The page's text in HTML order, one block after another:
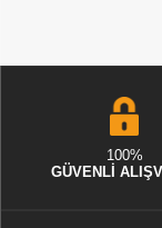
100%
GÜVENLİ